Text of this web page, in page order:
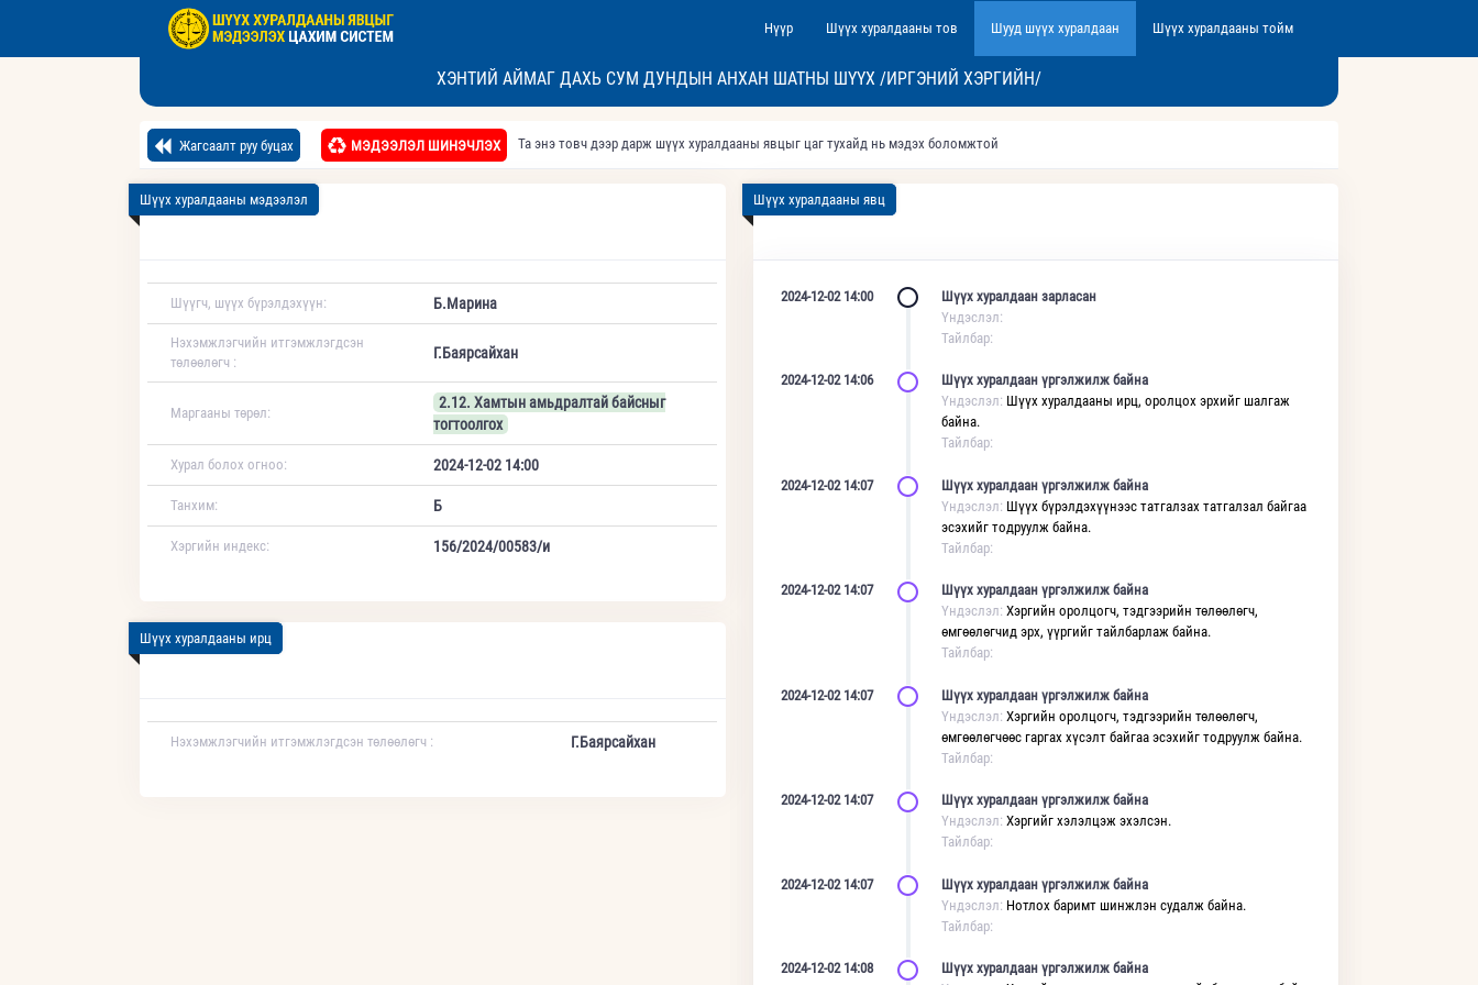
Нүүр Шүүх хуралдааны тов Шууд шүүх хуралдаан Шүүх хуралдааны тойм
ХЭНТИЙ АЙМАГ ДАХЬ СУМ ДУНДЫН АНХАН ШАТНЫ ШҮҮХ /ИРГЭНИЙ ХЭРГИЙН/
Жагсаалт руу буцах МЭДЭЭЛЭЛ ШИНЭЧЛЭХ Та энэ товч дээр дарж шүүх хуралдааны явцыг цаг тухайд нь мэдэх боломжтой
Шүүх хуралдааны мэдээлэл
Шүүгч, шүүх бүрэлдэхүүн: Б.Марина
Нэхэмжлэгчийн итгэмжлэгдсэн
төлөөлөгч :
Г.Баярсайхан
Маргааны төрөл:
2.12. Хамтын амьдралтай байсныг
тогтоолгох
Хурал болох огноо: 2024-12-02 14:00
Танхим: Б
Хэргийн индекс: 156/2024/00583/и
Шүүх хуралдааны ирц
Нэхэмжлэгчийн итгэмжлэгдсэн төлөөлөгч : Г.Баярсайхан
Шүүх хуралдааны явц
2024-12-02 14:00
Шүүх хуралдаан зарласан
Үндэслэл:
Тайлбар:
2024-12-02 14:06
Шүүх хуралдаан үргэлжилж байна
Үндэслэл: Шүүх хуралдааны ирц, оролцох эрхийг шалгаж
байна.
Тайлбар:
2024-12-02 14:07
Шүүх хуралдаан үргэлжилж байна
Үндэслэл: Шүүх бүрэлдэхүүнээс татгалзах татгалзал байгаа
эсэхийг тодруулж байна.
Тайлбар:
2024-12-02 14:07
Шүүх хуралдаан үргэлжилж байна
Үндэслэл: Хэргийн оролцогч, тэдгээрийн төлөөлөгч,
өмгөөлөгчид эрх, үүргийг тайлбарлаж байна.
Тайлбар:
2024-12-02 14:07
Шүүх хуралдаан үргэлжилж байна
Үндэслэл: Хэргийн оролцогч, тэдгээрийн төлөөлөгч,
өмгөөлөгчөөс гаргах хүсэлт байгаа эсэхийг тодруулж байна.
Тайлбар:
2024-12-02 14:07
Шүүх хуралдаан үргэлжилж байна
Үндэслэл: Хэргийг хэлэлцэж эхэлсэн.
Тайлбар:
2024-12-02 14:07
Шүүх хуралдаан үргэлжилж байна
Үндэслэл: Нотлох баримт шинжлэн судалж байна.
Тайлбар:
2024-12-02 14:08
Шүүх хуралдаан үргэлжилж байна